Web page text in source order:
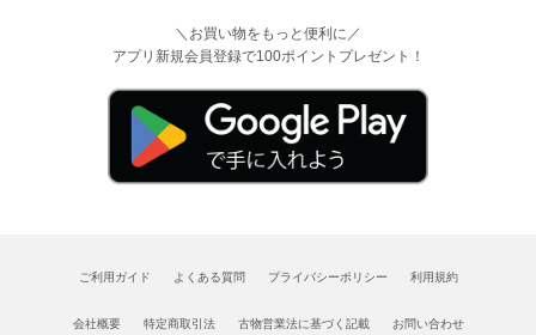
＼お買い物をもっと便利に／
アプリ新規会員登録で100ポイントプレゼント！
ご利用ガイド よくある質問 プライバシーポリシー 利用規約
会社概要 特定商取引法 古物営業法に基づく記載 お問い合わせ